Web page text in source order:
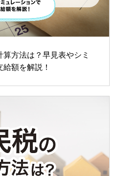
方法は？早見表やシミ
額を解説！